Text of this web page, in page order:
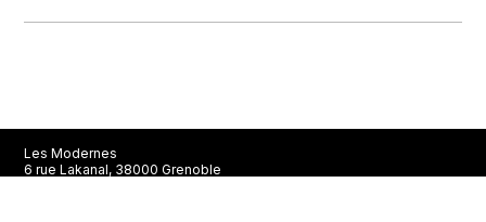
Les Modernes
6 rue Lakanal, 38000 Grenoble